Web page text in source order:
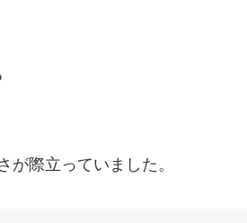
際立っていました。